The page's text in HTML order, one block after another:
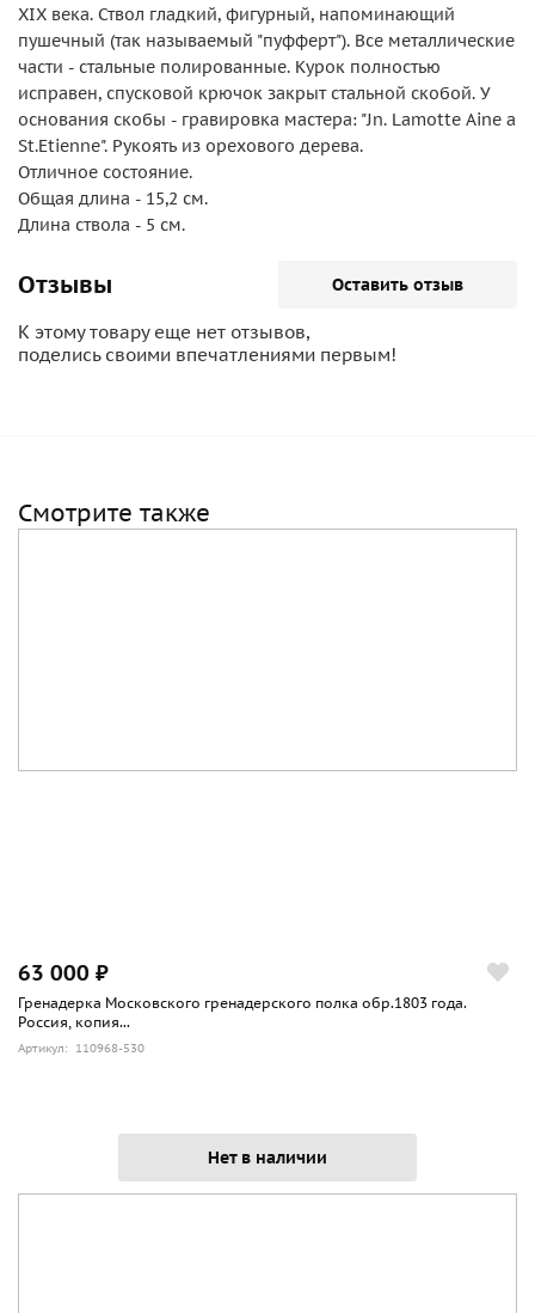
XIX века. Ствол гладкий, фигурный, напоминающий
пушечный (так называемый "пуфферт"). Все металлические
части - стальные полированные. Курок полностью
исправен, спусковой крючок закрыт стальной скобой. У
основания скобы - гравировка мастера: "Jn. Lamotte Aine a
St.Etienne". Рукоять из орехового дерева.
Отличное состояние.
Общая длина - 15,2 см.
Длина ствола - 5 см.
Отзывы Оставить отзыв
К этому товару еще нет отзывов,
поделись своими впечатлениями первым!
Смотрите также
63 000 ₽
Гренадерка Московского гренадерского полка обр.1803 года.
Россия, копия...
Артикул: 110968-530
Нет в наличии